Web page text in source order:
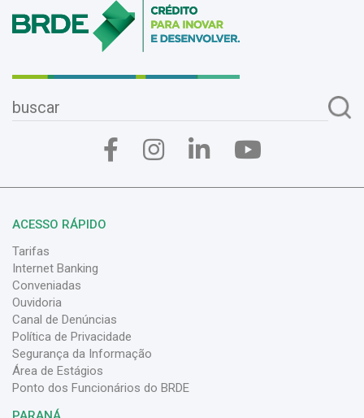
ACESSO RÁPIDO
Tarifas
Internet Banking
Conveniadas
Ouvidoria
Canal de Denúncias
Política de Privacidade
Segurança da Informação
Área de Estágios
Ponto dos Funcionários do BRDE